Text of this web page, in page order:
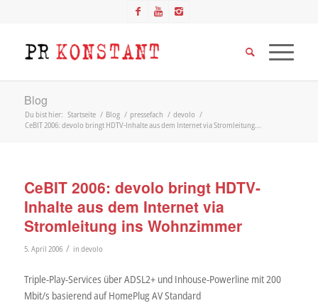
Blog
Du bist hier: Startseite / Blog / pressefach / devolo /
CeBIT 2006: devolo bringt HDTV-Inhalte aus dem Internet via Stromleitung...
CeBIT 2006: devolo bringt HDTV-
Inhalte aus dem Internet via
Stromleitung ins Wohnzimmer
5. April 2006 / in devolo
Triple-Play-Services über ADSL2+ und Inhouse-Powerline mit 200
Mbit/s basierend auf HomePlug AV Standard